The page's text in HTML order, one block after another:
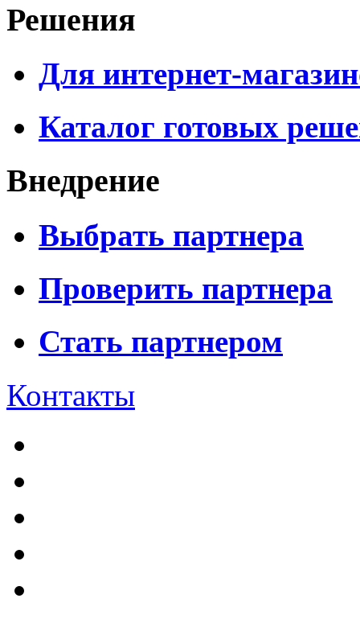
Решения
Для интернет-
Каталог готовых
Внедрение
Выбрать партнера
Проверить партнера
Стать партнером
Контакты